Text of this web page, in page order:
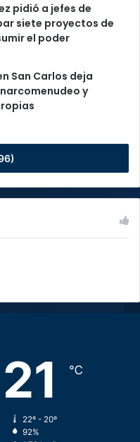
pidió a jefes de
siete proyectos de
el poder
San Carlos deja
y
21 ℃
22º - 20º
92%